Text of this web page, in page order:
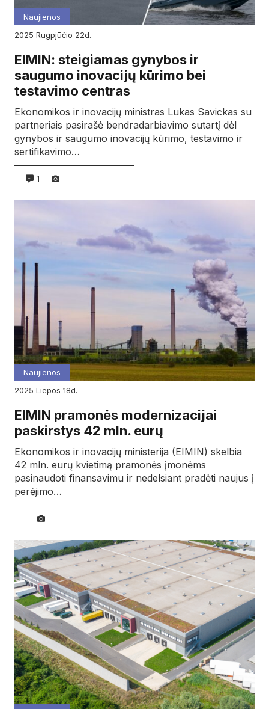
Naujienos
2025
rugpjūčio 22d.
EIMIN: steigiamas gynybos ir
saugumo inovacijų kūrimo bei
testavimo centras
Ekonomikos ir inovacijų ministras Lukas Savickas su
partneriais pasirašė bendradarbiavimo sutartį dėl
gynybos ir saugumo inovacijų kūrimo, testavimo ir
sertifikavimo…
1
Naujienos
2025
liepos 18d.
EIMIN pramonės modernizacijai
paskirstys 42 mln. eurų
Ekonomikos ir inovacijų ministerija (EIMIN) skelbia
42 mln. eurų kvietimą pramonės įmonėms
pasinaudoti finansavimu ir nedelsiant pradėti naujus į
perėjimo…